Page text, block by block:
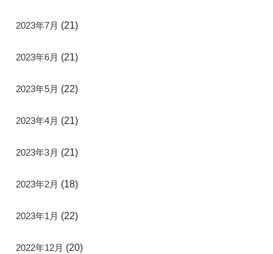
2023年7月 (21)
2023年6月 (21)
2023年5月 (22)
2023年4月 (21)
2023年3月 (21)
2023年2月 (18)
2023年1月 (22)
2022年12月 (20)